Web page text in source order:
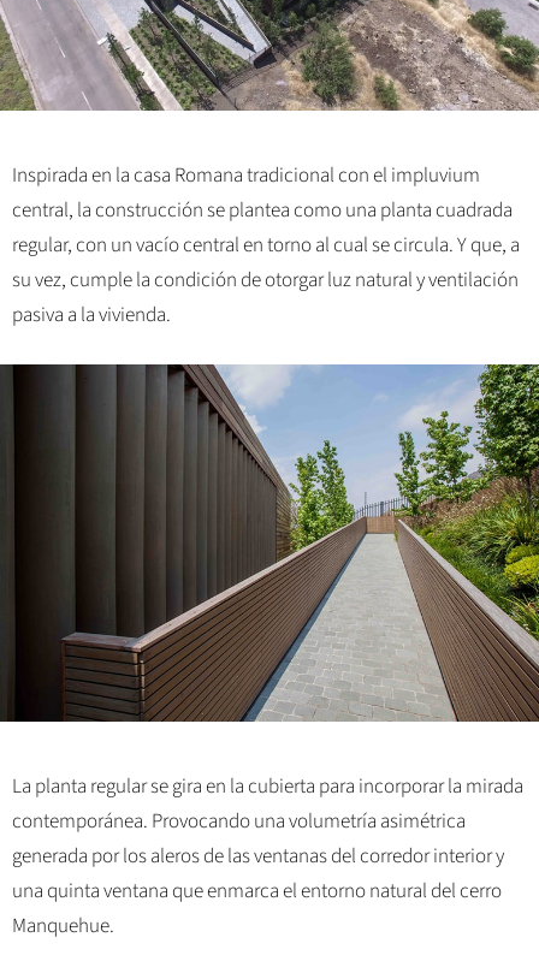
Inspirada en la casa Romana tradicional con el impluvium
central, la construcción se plantea como una planta cuadrada
regular, con un vacío central en torno al cual se circula. Y que, a
su vez, cumple la condición de otorgar luz natural y ventilación
pasiva a la vivienda.
La planta regular se gira en la cubierta para incorporar la mirada
contemporánea. Provocando una volumetría asimétrica
generada por los aleros de las ventanas del corredor interior y
una quinta ventana que enmarca el entorno natural del cerro
Manquehue.